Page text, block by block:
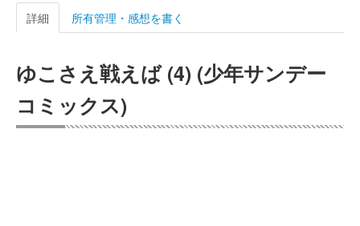
ログイン
購入管理
Myシェルフ
詳細 所有管理・感想を書く
ゆこさえ戦えば (4) (少年サンデー
コミックス)